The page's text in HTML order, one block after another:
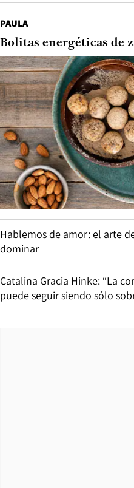
PAULA
Bolitas energéticas de
Hablemos de amor: el arte
dominar
Catalina Gracia Hinke: “La
puede seguir siendo sólo